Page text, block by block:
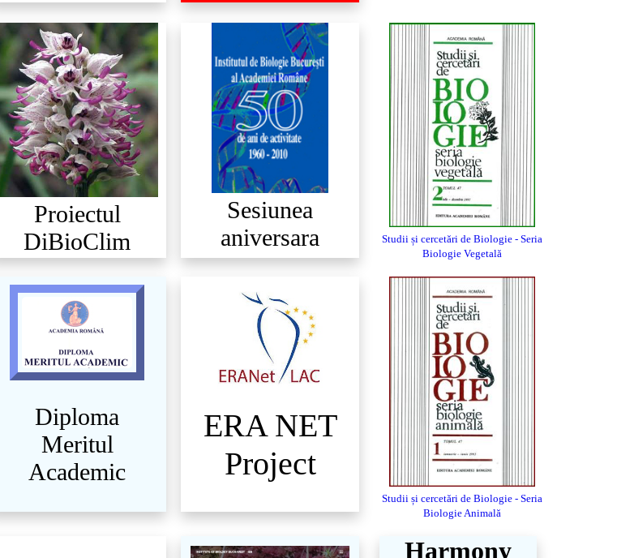
Proiectul
DiBioClim
Sesiunea
aniversara
Studii și cercetări de Biologie - Seria
Biologie Vegetală
Diploma
Meritul
Academic
ERA NET
Project
Studii și cercetări de Biologie - Seria
Biologie Animală
Harmony